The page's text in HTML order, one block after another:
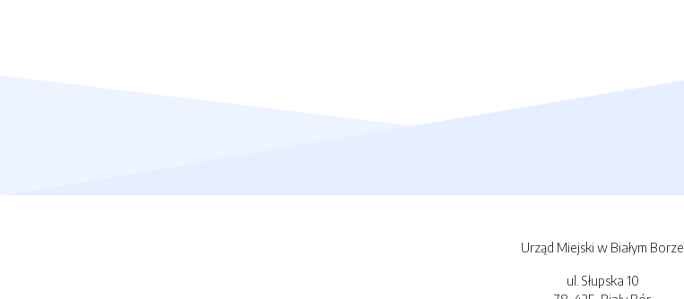
Urząd Miejski w Białym Borze
ul. Słupska 10